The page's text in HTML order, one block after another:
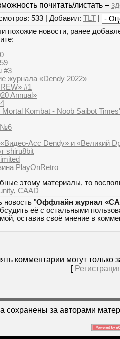
почитать/листать –
533 | Добавил: TLT
похожие новости, ранее
#3
журнала «Dendy 2022»
#1
Annual»
Kombat - Noob Saibot
№6
Асс Dendy» и «Великий
shiru8bit
PlayOnRetro
этому материалы, то
, CAAD
новость "Оффлайн журнал
её с остальными
оставив своё мнение в
комментарии могут только
[
сохранены за авторами